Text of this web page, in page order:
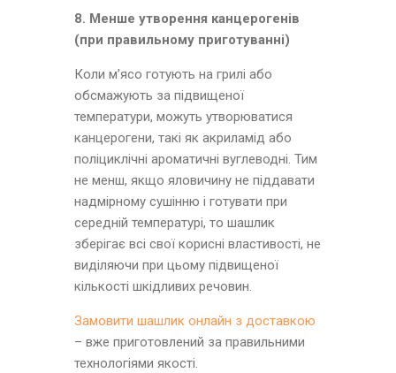
8. Менше утворення канцерогенів
(при правильному приготуванні)
Коли м’ясо готують на грилі або
обсмажують за підвищеної
температури, можуть утворюватися
канцерогени, такі як акриламід або
поліциклічні ароматичні вуглеводні. Тим
не менш, якщо яловичину не піддавати
надмірному сушінню і готувати при
середній температурі, то шашлик
зберігає всі свої корисні властивості, не
виділяючи при цьому підвищеної
кількості шкідливих речовин.
Замовити шашлик онлайн з доставкою
– вже приготовлений за правильними
технологіями якості.